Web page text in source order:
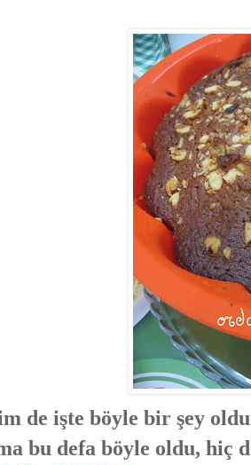
de işte böyle bir şey
bu defa böyle oldu, hiç